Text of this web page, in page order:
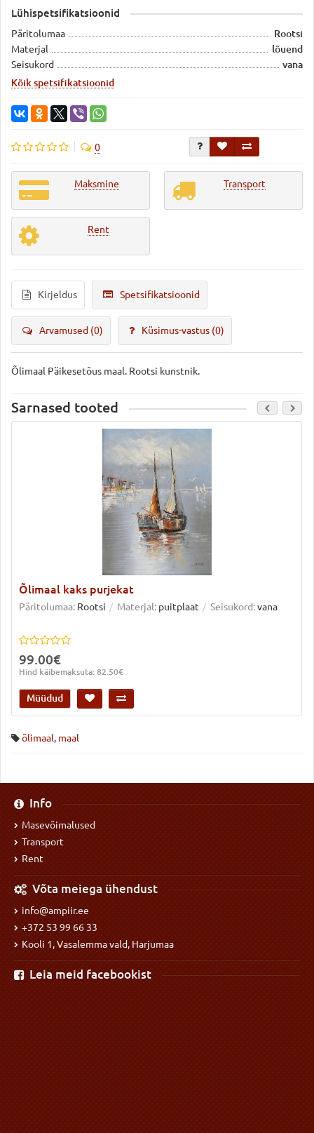
Lühispetsifikatsioonid
Päritolumaa
Rootsi
Materjal
lõuend
Seisukord
vana
Kõik spetsifikatsioonid
0
Maksmine Transport
Rent
Kirjeldus Spetsifikatsioonid
Arvamused (0) Küsimus-vastus (0)
Õlimaal Päikesetõus maal. Rootsi kunstnik.
Sarnased tooted
Õlimaal kaks purjekat
Päritolumaa: Rootsi Materjal: puitplaat Seisukord:vana
99.00€
Hind käibemaksuta: 82.50€
Müüdud
õlimaal, maal
Info
Masevõimalused
Transport
Rent
Võta meiega ühendust
info@ampiir.ee
+372 53 99 66 33
Kooli 1, Vasalemma vald, Harjumaa
Leia meid facebookist